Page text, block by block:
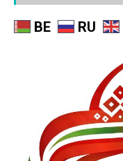
BE RU